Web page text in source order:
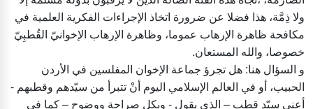
ولا ذِمَّة، هذا فضلا عن ضرورة اتخاذ الإجراءات الفكرية العلمية في
مكافحة ظاهرة الإرهاب عموما، وظاهرة الإرهاب الإخوانيّ القُطبِيّ
خصوصا، والله المستعان.
و السؤال هنا: هل تجرؤ جماعة الإخوان المفلسين في الأردن
الحبيب، أو في العالم الإسلامي اليوم أنْ تتبرأ من سيّدهم وقطبهم -
أعني سيّد قطب – الذي يقول - وبكل صراحة ووضوح – كما في